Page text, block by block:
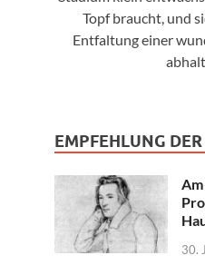
Topf braucht, und
Entfaltung einer
EMPFEHLUNG
30.